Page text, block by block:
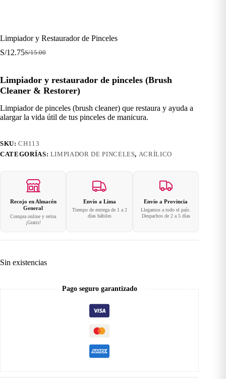
Limpiador y Restaurador de Pinceles
S/15.00
El
original
era:
S/15.00.
S/12.75El
actual
es:
S/12.75.
Limpiador y restaurador de pinceles (Brush
Cleaner & Restorer)
Limpiador de pinceles (brush cleaner) que restaura y ayuda a
alargar la vida útil de tus pinceles de manicura.
SKU:CH113
CATEGORÍAS: LIMPIADOR DE PINCELES, ACRÍLICO
Recojo en Almacén
General
Compra online y retira
¡Gratis!
Envío a Lima
Tiempo de entrega de 1 a 2
días hábiles
Envío a Provincia
Llegamos a todo el país.
Despachos de 2 a 5 días
Sin existencias
Pago seguro garantizado